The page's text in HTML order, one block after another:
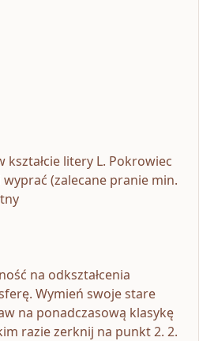
kształcie litery L. Pokrowiec
(zalecane pranie min.
na odkształcenia
Wymień swoje stare
na ponadczasową klasykę
razie zerknij na punkt 2. 2.